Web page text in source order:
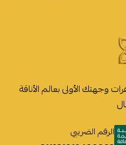
وجهتك الأولى بعالم الأناقة
الرقم الضريبي